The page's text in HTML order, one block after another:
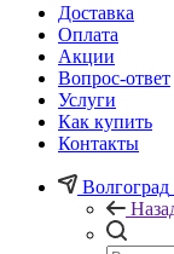
Доставка
Оплата
Акции
Вопрос-ответ
Услуги
Как купить
Контакты
Волгоград